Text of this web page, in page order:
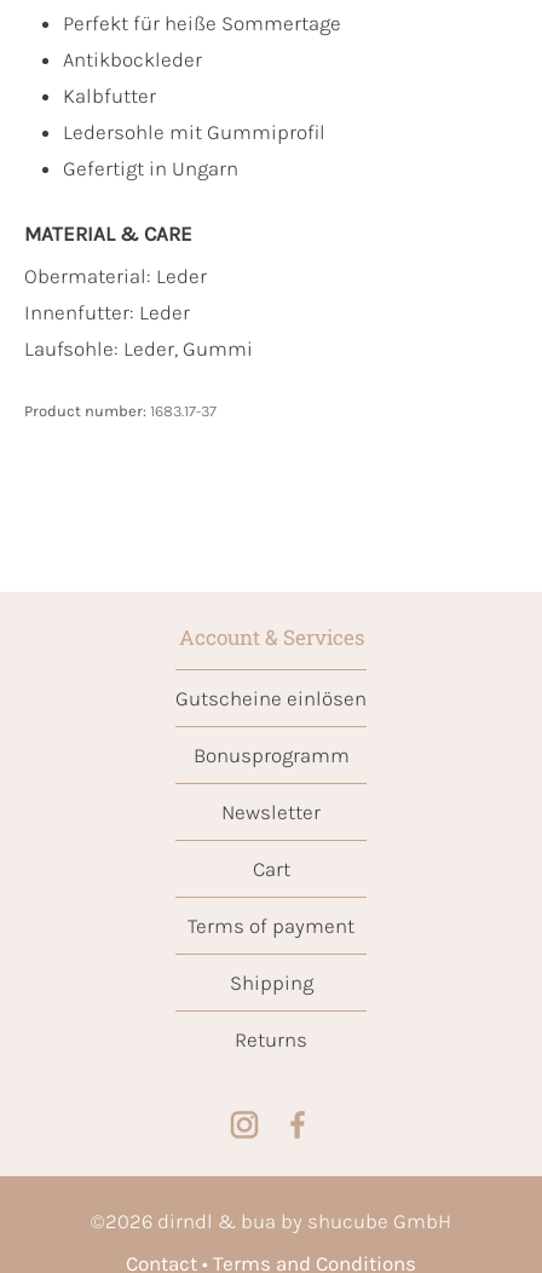
Perfekt für heiße Sommertage
Antikbockleder
Kalbfutter
Ledersohle mit Gummiprofil
Gefertigt in Ungarn
MATERIAL & CARE
Obermaterial: Leder
Innenfutter: Leder
Laufsohle: Leder, Gummi
Product number: 1683.17-37
Account & Services
Gutscheine einlösen
Bonusprogramm
Newsletter
Cart
Terms of payment
Shipping
Returns
©2026 dirndl & bua by shucube GmbH
Contact
Terms and Conditions